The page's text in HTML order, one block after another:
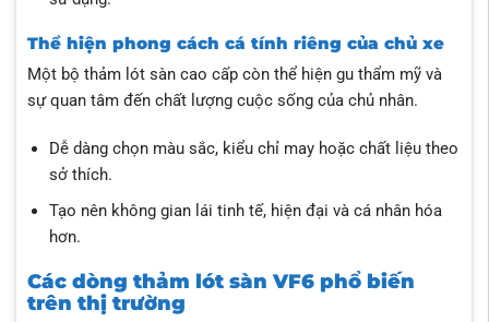
Thể hiện phong cách cá tính riêng của chủ xe
Một bộ thảm lót sàn cao cấp còn thể hiện gu thẩm mỹ và
sự quan tâm đến chất lượng cuộc sống của chủ nhân.
Dễ dàng chọn màu sắc, kiểu chỉ may hoặc chất liệu theo
sở thích.
Tạo nên không gian lái tinh tế, hiện đại và cá nhân hóa
hơn.
Các dòng thảm lót sàn VF6 phổ biến
trên thị trường